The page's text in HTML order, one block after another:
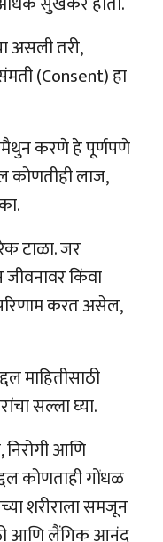
असली तरी,
(Consent) हा
करणे हे पूर्णपणे
कोणतीही लाज,
टाळा. जर
किंवा
करत असेल,
माहितीसाठी
सल्ला घ्या.
आणि
कोणताही गोंधळ
शरीराला समजून
आणि लैंगिक आनंद